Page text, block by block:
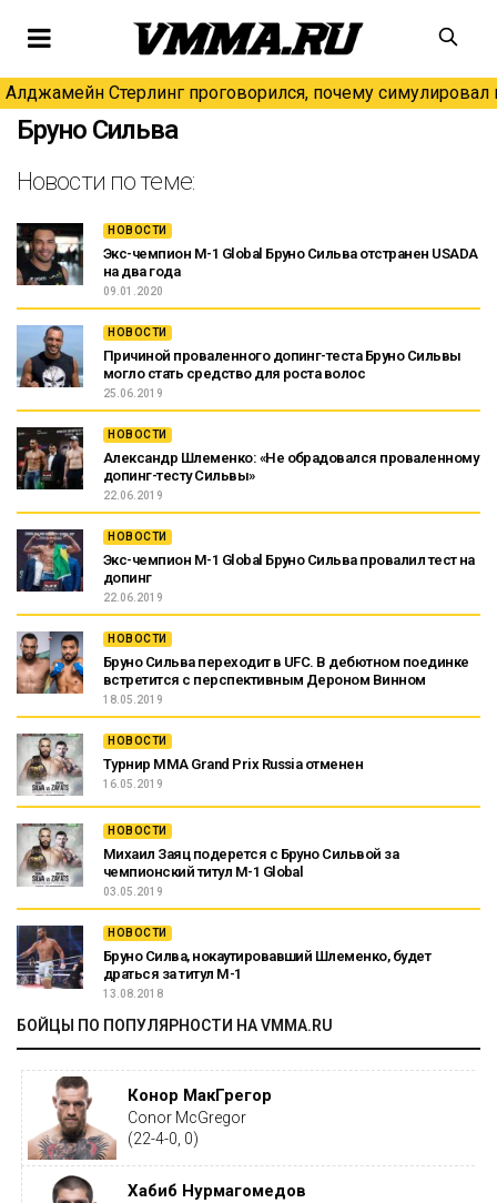
Алджамейн Стерлинг проговорился, почему симулировал
Бруно Сильва
Новости по теме:
НОВОСТИ
Экс-чемпион M-1 Global Бруно Сильва отстранен USADA
на два года
09.01.2020
НОВОСТИ
Причиной проваленного допинг-теста Бруно Сильвы
могло стать средство для роста волос
25.06.2019
НОВОСТИ
Александр Шлеменко: «Не обрадовался проваленному
допинг-тесту Сильвы»
22.06.2019
НОВОСТИ
Экс-чемпион M-1 Global Бруно Сильва провалил тест на
допинг
22.06.2019
НОВОСТИ
Бруно Сильва переходит в UFC. В дебютном поединке
встретится с перспективным Дероном Винном
18.05.2019
НОВОСТИ
Турнир MMA Grand Prix Russia отменен
16.05.2019
НОВОСТИ
Михаил Заяц подерется с Бруно Сильвой за
чемпионский титул M-1 Global
03.05.2019
НОВОСТИ
Бруно Силва, нокаутировавший Шлеменко, будет
драться за титул М-1
13.08.2018
БОЙЦЫ ПО ПОПУЛЯРНОСТИ НА VMMA.RU
Конор МакГрегор
Conor McGregor
(22-4-0, 0)
Хабиб Нурмагомедов